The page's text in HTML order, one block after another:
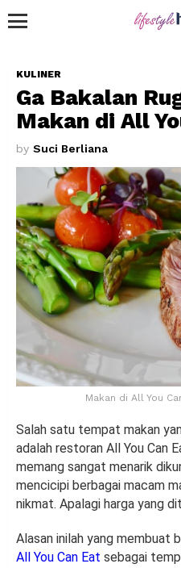
KULINER
Ga Bakalan
Makan di All
by Suci Berliana
Makan di All You
Salah satu tempat makan
adalah restoran All You Can
memang sangat menarik
mencicipi berbagai macam
nikmat. Apalagi harga yang
Alasan inilah yang membuat
All You Can Eat sebagai